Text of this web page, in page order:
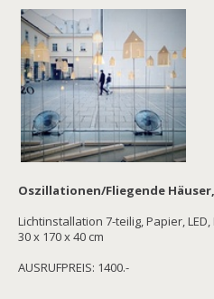
Oszillationen/Fliegende Häuser,
Lichtinstallation 7-teilig, Papier,
30 x 170 x 40 cm
AUSRUFPREIS: 1400.-